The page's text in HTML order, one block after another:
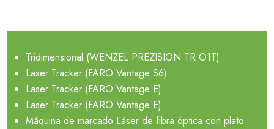
Tridimensional (WENZEL PREZISION TR O1T)
Laser Tracker (FARO Vantage S6)
Laser Tracker (FARO Vantage E)
Laser Tracker (FARO Vantage E)
Máquina de marcado Láser de fibra óptica con plato